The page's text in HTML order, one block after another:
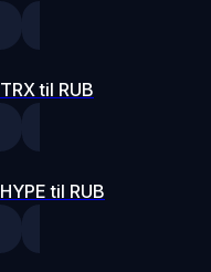
TRX til RUB
HYPE til RUB